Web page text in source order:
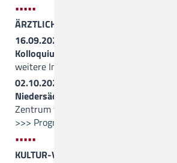
•••••
ÄRZTLICHE FORTBILDUNGEN
16.09.2026, 15.00 Uhr
Kolloquium des Neuro-Zentrums
weitere Informationen folgen
02.10.2026, 9.30 Uhr
Niedersächsische PIA-Leitungstagung
Zentrum für Seelische Gesundheit
>>> Programm (PDF)
•••••
KULTUR-VERANSTALTUNGEN